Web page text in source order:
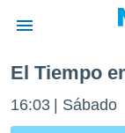
de
El Tiempo
16:03 Sábado